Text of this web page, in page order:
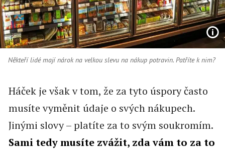
Někteří lidé mají nárok na velkou slevu na nákup potravin. Patříte k nim?
Háček je však v tom, že za tyto úspory často
musíte vyměnit údaje o svých nákupech.
Jinými slovy – platíte za to svým soukromím.
Sami tedy musíte zvážit, zda vám to za to